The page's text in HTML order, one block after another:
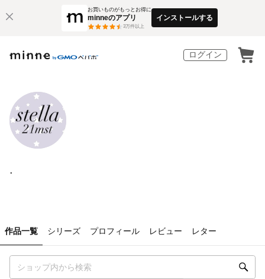
お買いものがもっとお得に
minneのアプリ
3万件以上
インストールする
ログイン
.
作品一覧 シリーズ プロフィール レビュー レター